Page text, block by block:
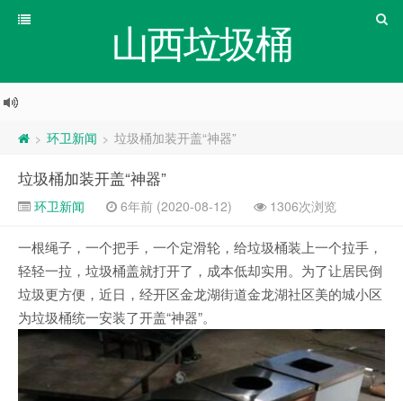
山西垃圾桶
> 环卫新闻 > 垃圾桶加装开盖“神器”
垃圾桶加装开盖“神器”
环卫新闻 6年前 (2020-08-12) 1306次浏览
一根绳子，一个把手，一个定滑轮，给垃圾桶装上一个拉手，
轻轻一拉，垃圾桶盖就打开了，成本低却实用。为了让居民倒
垃圾更方便，近日，经开区金龙湖街道金龙湖社区美的城小区
为垃圾桶统一安装了开盖“神器”。